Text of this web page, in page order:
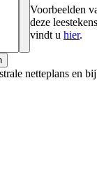
Voorbeelden
deze
vindt u hier.
netteplans en